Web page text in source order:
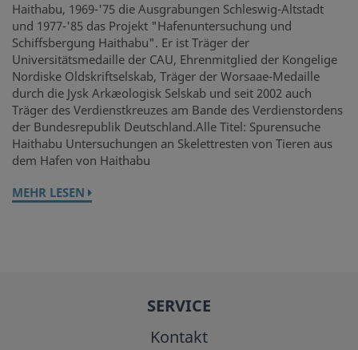
Haithabu, 1969-'75 die Ausgrabungen Schleswig-Altstadt
und 1977-'85 das Projekt "Hafenuntersuchung und
Schiffsbergung Haithabu". Er ist Träger der
Universitätsmedaille der CAU, Ehrenmitglied der Kongelige
Nordiske Oldskriftselskab, Träger der Worsaae-Medaille
durch die Jysk Arkæologisk Selskab und seit 2002 auch
Träger des Verdienstkreuzes am Bande des Verdienstordens
der Bundesrepublik Deutschland.Alle Titel: Spurensuche
Haithabu Untersuchungen an Skelettresten von Tieren aus
dem Hafen von Haithabu
MEHR LESEN
SERVICE
Kontakt